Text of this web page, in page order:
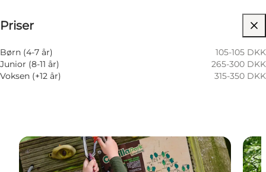
Priser
Børn (4-7 år)
105-105 DKK
Junior (8-11 år)
265-300 DKK
Voksen (+12 år)
315-350 DKK
Børn, Venner, Min partner, Mig selv